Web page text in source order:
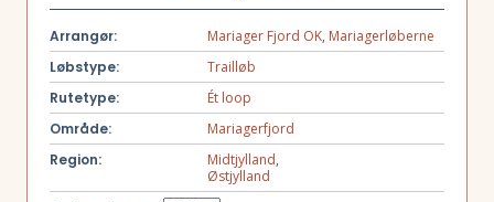
Arrangør: Mariager Fjord OK, Mariagerløberne
Løbstype:
Trailløb
Rutetype:
Ét loop
Område:
Mariagerfjord
Region:
Midtjylland,
Østjylland